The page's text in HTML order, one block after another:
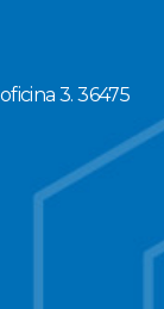
3. 36475